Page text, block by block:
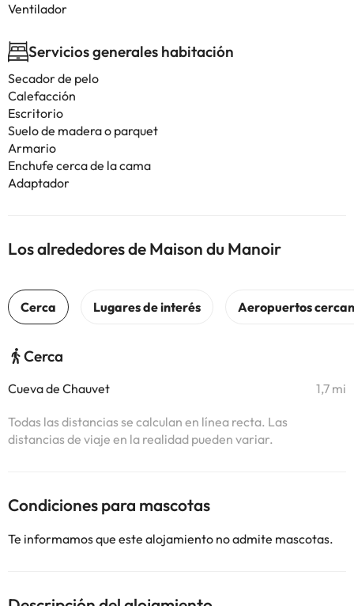
Ventilador
Servicios generales habitación
Secador de pelo
Calefacción
Escritorio
Suelo de madera o parquet
Armario
Enchufe cerca de la cama
Adaptador
Los alrededores de Maison du Manoir
Cerca
Cueva de Chauvet 1,7 mi
Todas las distancias se calculan en línea recta. Las
distancias de viaje en la realidad pueden variar.
Condiciones para mascotas
Te informamos que este alojamiento no admite mascotas.